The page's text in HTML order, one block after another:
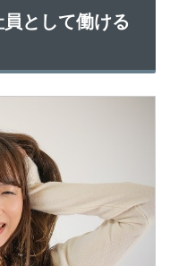
として働ける